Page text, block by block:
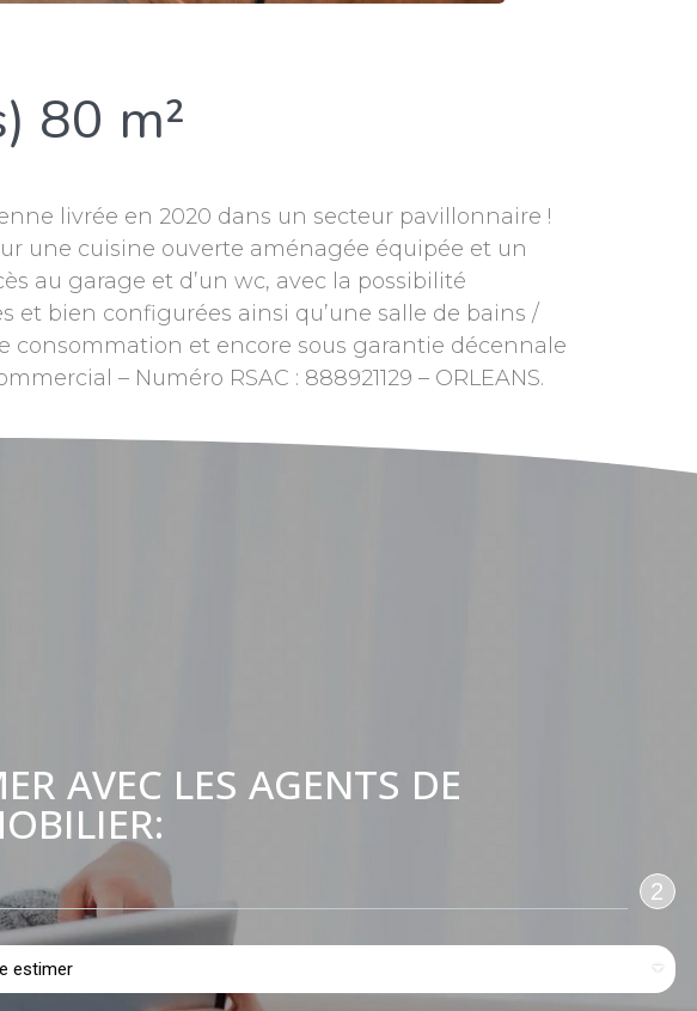
80 m²
livrée en 2020 dans un secteur pavillonnaire !
une cuisine ouverte aménagée équipée et un
au garage et d’un wc, avec la possibilité
et bien configurées ainsi qu’une salle de bains /
consommation et encore sous garantie décennale
– Numéro RSAC : 888921129 – ORLEANS.
AVEC LES AGENTS DE
2